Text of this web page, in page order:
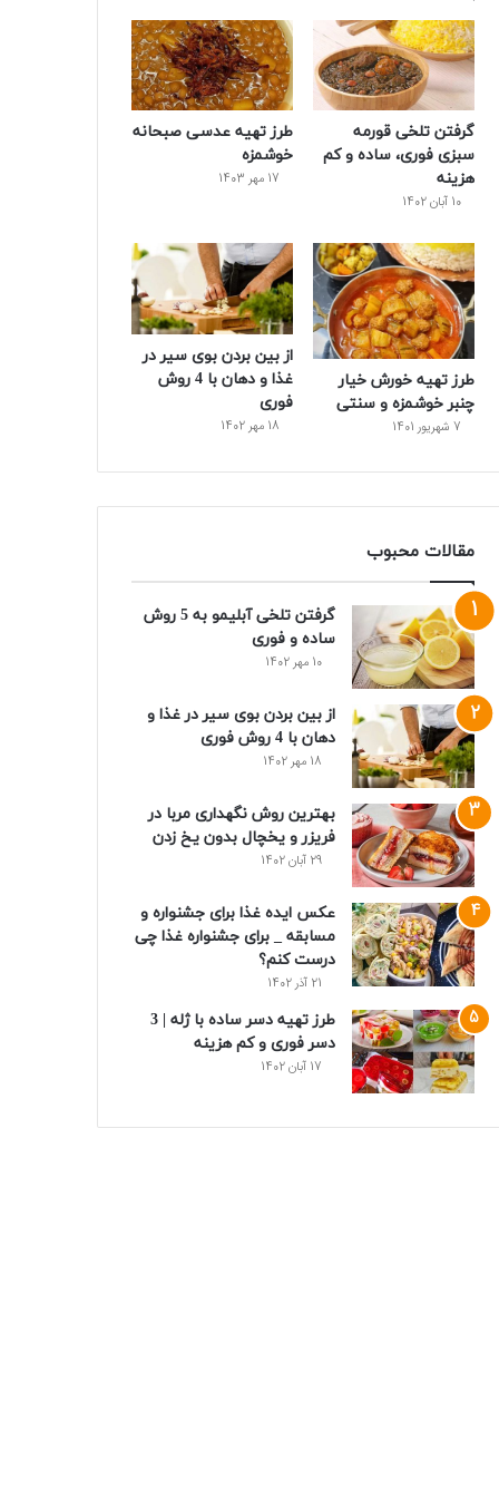
ک
ر
ی
س
ت
ب
س
گرفتن تلخی قورمه
سبزی فوری، ساده و کم
هزینه
10 آبان 1402
طرز تهیه عدسی صبحانه
خوشمزه
17 مهر 1403
طرز تهیه خورش خیار
چنبر خوشمزه و سنتی
7 شهریور 1401
از بین بردن بوی سیر در
غذا و دهان با 4 روش
فوری
18 مهر 1402
مقالات محبوب
گرفتن تلخی آبلیمو به 5 روش
ساده و فوری
10 مهر 1402
از بین بردن بوی سیر در غذا و
دهان با 4 روش فوری
18 مهر 1402
بهترین روش نگهداری مربا در
فریزر و یخچال بدون یخ زدن
29 آبان 1402
عکس ایده غذا برای جشنواره و
مسابقه _ برای جشنواره غذا چی
درست کنم؟
21 آذر 1402
طرز تهیه دسر ساده با ژله | 3
دسر فوری و کم هزینه
17 آبان 1402